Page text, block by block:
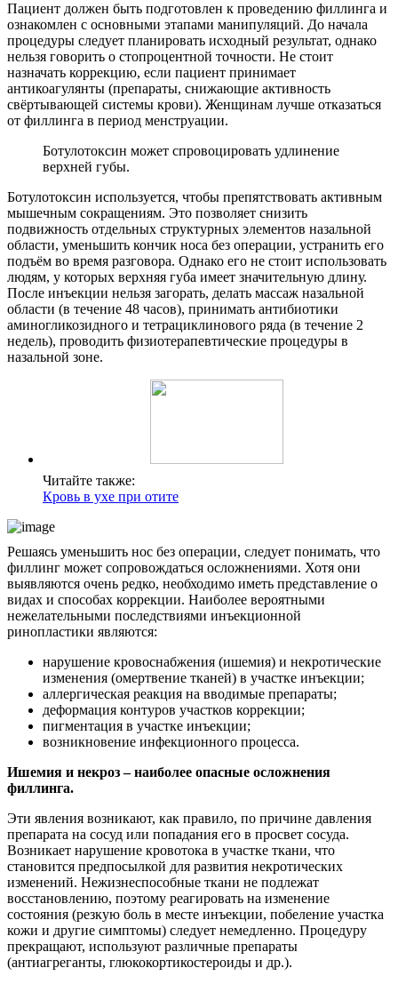
Пациент должен быть подготовлен к проведению филлинга и
ознакомлен с основными этапами манипуляций. До начала
процедуры следует планировать исходный результат, однако
нельзя говорить о стопроцентной точности. Не стоит
назначать коррекцию, если пациент принимает
антикоагулянты (препараты, снижающие активность
свёртывающей системы крови). Женщинам лучше отказаться
от филлинга в период менструации.
Ботулотоксин может спровоцировать удлинение
верхней губы.
Ботулотоксин используется, чтобы препятствовать активным
мышечным сокращениям. Это позволяет снизить
подвижность отдельных структурных элементов назальной
области, уменьшить кончик носа без операции, устранить его
подъём во время разговора. Однако его не стоит использовать
людям, у которых верхняя губа имеет значительную длину.
После инъекции нельзя загорать, делать массаж назальной
области (в течение 48 часов), принимать антибиотики
аминогликозидного и тетрациклинового ряда (в течение 2
недель), проводить физиотерапевтические процедуры в
назальной зоне.
Читайте также:
Кровь в ухе при отите
Решаясь уменьшить нос без операции, следует понимать, что
филлинг может сопровождаться осложнениями. Хотя они
выявляются очень редко, необходимо иметь представление о
видах и способах коррекции. Наиболее вероятными
нежелательными последствиями инъекционной
ринопластики являются:
нарушение кровоснабжения (ишемия) и некротические
изменения (омертвение тканей) в участке инъекции;
аллергическая реакция на вводимые препараты;
деформация контуров участков коррекции;
пигментация в участке инъекции;
возникновение инфекционного процесса.
Ишемия и некроз – наиболее опасные осложнения
филлинга.
Эти явления возникают, как правило, по причине давления
препарата на сосуд или попадания его в просвет сосуда.
Возникает нарушение кровотока в участке ткани, что
становится предпосылкой для развития некротических
изменений. Нежизнеспособные ткани не подлежат
восстановлению, поэтому реагировать на изменение
состояния (резкую боль в месте инъекции, побеление участка
кожи и другие симптомы) следует немедленно. Процедуру
прекращают, используют различные препараты
(антиагреганты, глюкокортикостероиды и др.).